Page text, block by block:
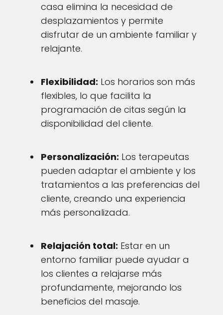
casa elimina la necesidad de
desplazamientos y permite
disfrutar de un ambiente familiar y
relajante.
Flexibilidad: Los horarios son más
flexibles, lo que facilita la
programación de citas según la
disponibilidad del cliente.
Personalización: Los terapeutas
pueden adaptar el ambiente y los
tratamientos a las preferencias del
cliente, creando una experiencia
más personalizada.
Relajación total: Estar en un
entorno familiar puede ayudar a
los clientes a relajarse más
profundamente, mejorando los
beneficios del masaje.